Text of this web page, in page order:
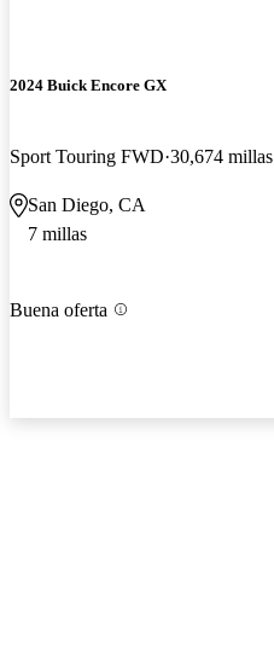
2024 Buick Encore GX
Sport Touring FWD 30,674 millas
San Diego, CA
7 millas
Buena oferta